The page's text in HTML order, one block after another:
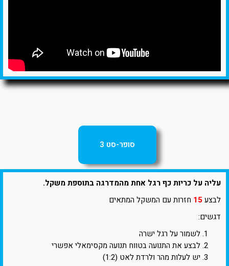
סופר-סט 3
עליה על כריות כף רגל אחת מהמדרגה בתוספת משקל.
לבצע15 חזרות עם המשקל המתאים
דגשים:
לשמור על רגל ישרה
לבצע את התנועה בטווח תנועה מקסימאלי אפשרי
יש לעלות מהר ולרדת לאט (1:2)